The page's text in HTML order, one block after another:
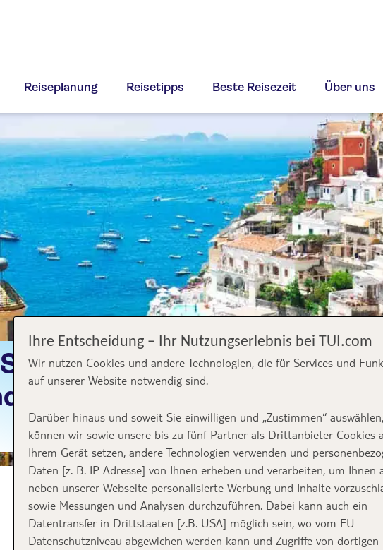
Reiseplanung Reisetipps Beste Reisezeit Über uns
)Schirm und
Hotels an der
Text: TUI Bloggerin
Ihre Entscheidung – Ihr Nutzungserlebnis bei TUI.com
Wir nutzen Cookies und andere Technologien, die für Services und
auf unserer Website notwendig sind.
Darüber hinaus und soweit Sie einwilligen und „Zustimmen“ auswählen,
können wir sowie unsere bis zu fünf Partner als Drittanbieter Cookies
Ihrem Gerät setzen, andere Technologien verwenden und
Daten [z. B. IP-Adresse] von Ihnen erheben und verarbeiten, um Ihnen
neben unserer Webseite personalisierte Werbung und Inhalte
sowie Messungen und Analysen durchzuführen. Dabei kann auch ein
Datentransfer in Drittstaaten [z.B. USA] möglich sein, wo vom EU-
Datenschutzniveau abgewichen werden kann und Zugriffe von dortigen